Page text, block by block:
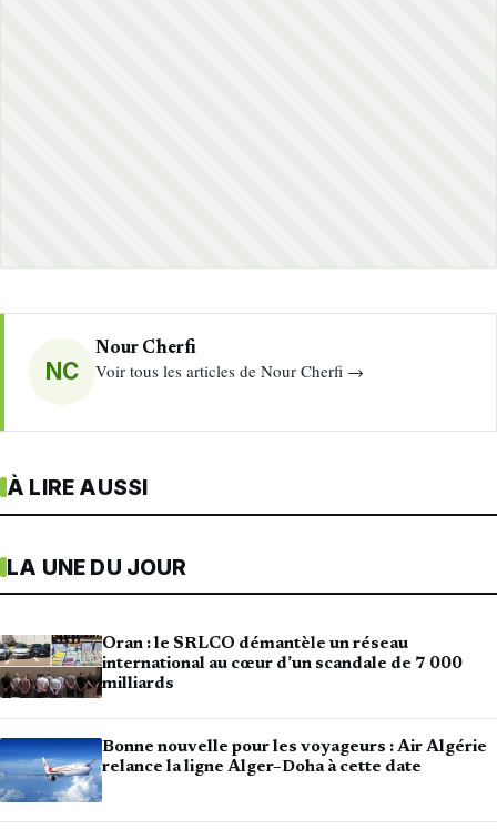
NC
Nour Cherfi
Voir tous les articles de Nour Cherfi →
À LIRE AUSSI
LA UNE DU JOUR
Oran : le SRLCO démantèle un réseau
international au cœur d’un scandale de 7 000
milliards
Bonne nouvelle pour les voyageurs : Air Algérie
relance la ligne Alger–Doha à cette date